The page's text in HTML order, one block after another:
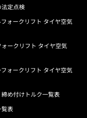
定点検
ォークリフト タイヤ空気
ークリフト タイヤ空気
ォークリフト タイヤ空気
め付けトルク一覧表
覧表